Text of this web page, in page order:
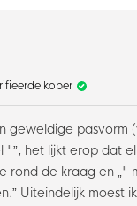
koper
geweldige pasvorm
"”, het lijkt erop dat
rond de kraag en „"
Uiteindelijk moest